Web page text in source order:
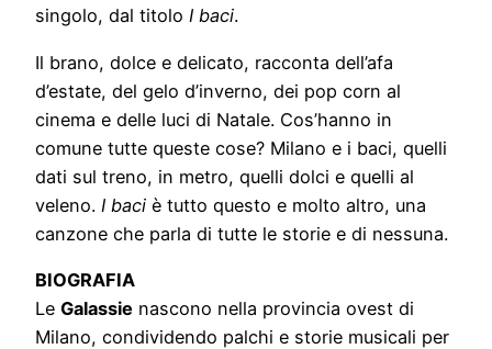
singolo, dal titolo I baci.
Il brano, dolce e delicato, racconta dell’afa
d’estate, del gelo d’inverno, dei pop corn al
cinema e delle luci di Natale. Cos’hanno in
comune tutte queste cose? Milano e i baci, quelli
dati sul treno, in metro, quelli dolci e quelli al
veleno. I baci è tutto questo e molto altro, una
canzone che parla di tutte le storie e di nessuna.
BIOGRAFIA
Le Galassie nascono nella provincia ovest di
Milano, condividendo palchi e storie musicali per